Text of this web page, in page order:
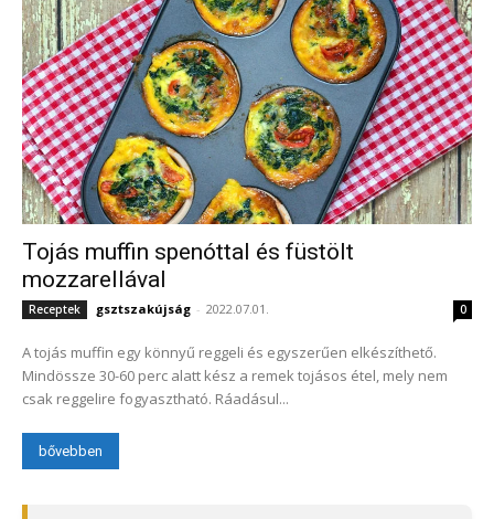
Tojás muffin spenóttal és füstölt
mozzarellával
Receptek gsztszakújság - 2022.07.01. 0
A tojás muffin egy könnyű reggeli és egyszerűen elkészíthető.
Mindössze 30-60 perc alatt kész a remek tojásos étel, mely nem
csak reggelire fogyasztható. Ráadásul...
bővebben